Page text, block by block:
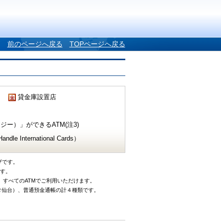
前のページへ戻る TOPページへ戻る
貸金庫設置店
ー）」ができるATM(注3)
International Cards）
す。
。
べてのATMでご利用いただけます。
台）、普通預金通帳の計４種類です。